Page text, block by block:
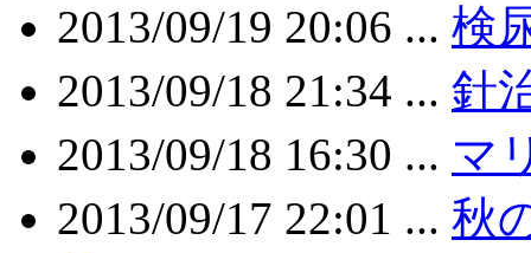
2013/09/19 20:06 ... 検
2013/09/18 21:34 ... 針
2013/09/18 16:30 ... マ
2013/09/17 22:01 ... 秋